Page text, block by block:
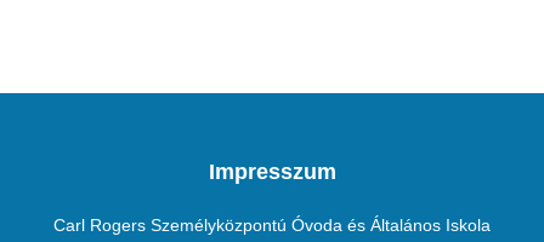
Impresszum
Carl Rogers Személyközpontú Óvoda és Általános Iskola